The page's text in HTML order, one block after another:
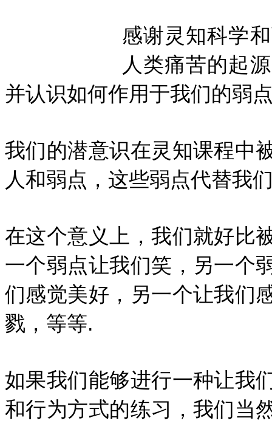
感谢灵知科学
人类痛苦的起
并认识如何作用于我们的弱
我们的潜意识在灵知课程中
人和弱点，这些弱点代替我
在这个意义上，我们就好比
一个弱点让我们笑，另一个
们感觉美好，另一个让我们
戮，等等.
如果我们能够进行一种让我
和行为方式的练习，我们当